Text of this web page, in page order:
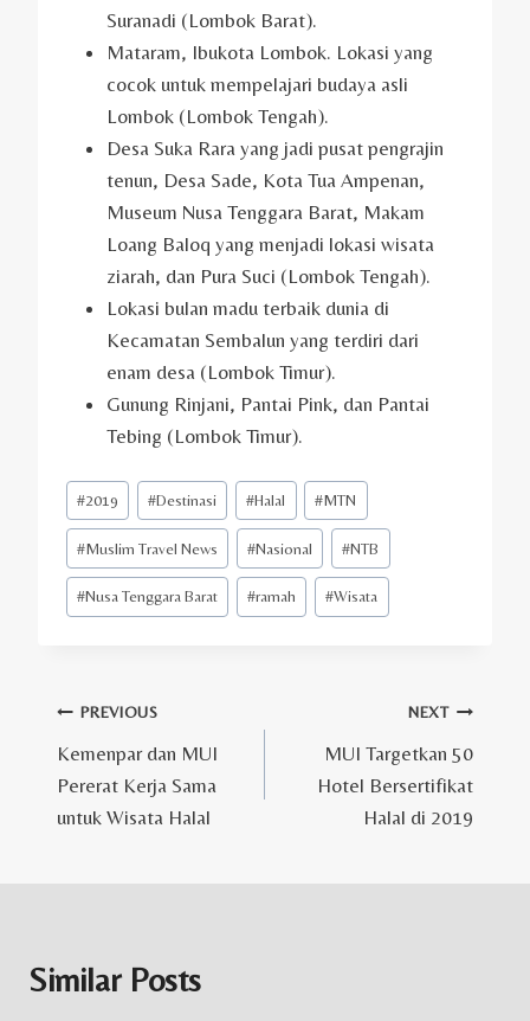
Suranadi (Lombok Barat).
Mataram, Ibukota Lombok. Lokasi yang
cocok untuk mempelajari budaya asli
Lombok (Lombok Tengah).
Desa Suka Rara yang jadi pusat pengrajin
tenun, Desa Sade, Kota Tua Ampenan,
Museum Nusa Tenggara Barat, Makam
Loang Baloq yang menjadi lokasi wisata
ziarah, dan Pura Suci (Lombok Tengah).
Lokasi bulan madu terbaik dunia di
Kecamatan Sembalun yang terdiri dari
enam desa (Lombok Timur).
Gunung Rinjani, Pantai Pink, dan Pantai
Tebing (Lombok Timur).
Post
Tags:
#2019 #Destinasi #Halal #MTN
#Muslim Travel News #Nasional #NTB
#Nusa Tenggara Barat #ramah #Wisata
Post
navigation
PREVIOUS
Kemenpar dan MUI
Pererat Kerja Sama
untuk Wisata Halal
NEXT
MUI Targetkan 50
Hotel Bersertifikat
Halal di 2019
Similar Posts